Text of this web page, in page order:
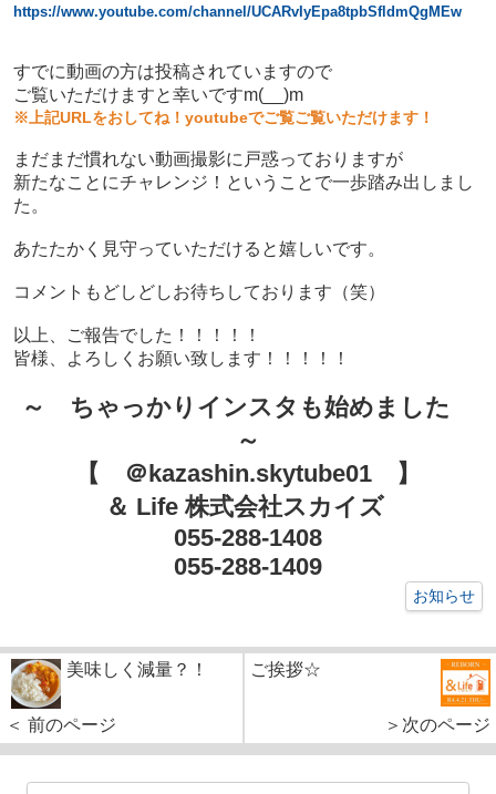
https://www.youtube.com/channel/UCARvIyEpa8tpbSfldmQgMEw
すでに動画の方は投稿されていますので
ご覧いただけますと幸いですm(__)m
※上記URLをおしてね！youtubeでご覧ご覧いただけます！
まだまだ慣れない動画撮影に戸惑っておりますが
新たなことにチャレンジ！ということで一歩踏み出しまし
た。
あたたかく見守っていただけると嬉しいです。
コメントもどしどしお待ちしております（笑）
以上、ご報告でした！！！！！
皆様、よろしくお願い致します！！！！！
～ ちゃっかりインスタも始めました
～
【 ＠kazashin.skytube01 】
＆ Life 株式会社スカイズ
055-288-1408
055-288-1409
お知らせ
美味しく減量？！
＜ 前のページ
ご挨拶☆
＞次のページ